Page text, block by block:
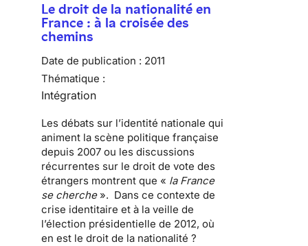
Le droit de la nationalité en
France : à la croisée des
chemins
Date de publication : 2011
Thématique :
Intégration
Les débats sur l’identité nationale qui
animent la scène politique française
depuis 2007 ou les discussions
récurrentes sur le droit de vote des
étrangers montrent que « la France
se cherche». Dans ce contexte de
crise identitaire et à la veille de
l’élection présidentielle de 2012, où
en est le droit de la nationalité ?